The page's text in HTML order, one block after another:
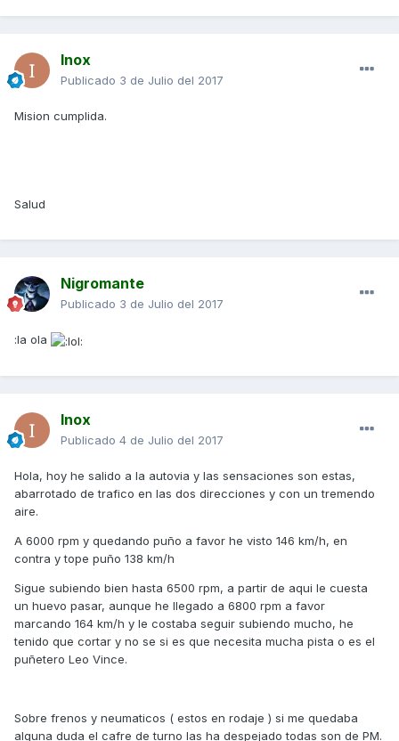
Inox
Publicado 3 de Julio del 2017
Mision cumplida.
Salud
Nigromante
Publicado 3 de Julio del 2017
:la ola
Inox
Publicado 4 de Julio del 2017
Hola, hoy he salido a la autovia y las sensaciones son estas,
abarrotado de trafico en las dos direcciones y con un tremendo
aire.
A 6000 rpm y quedando puño a favor he visto 146 km/h, en
contra y tope puño 138 km/h
Sigue subiendo bien hasta 6500 rpm, a partir de aqui le cuesta
un huevo pasar, aunque he llegado a 6800 rpm a favor
marcando 164 km/h y le costaba seguir subiendo mucho, he
tenido que cortar y no se si es que necesita mucha pista o es el
puñetero Leo Vince.
Sobre frenos y neumaticos ( estos en rodaje ) si me quedaba
alguna duda el cafre de turno las ha despejado todas son de PM.